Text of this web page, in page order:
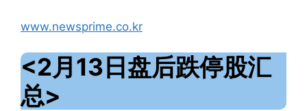
www.newsprime.co.kr
<2月13日盘后跌停股汇
总>